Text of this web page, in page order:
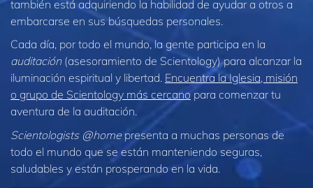
también está adquiriendo la habilidad de ayudar a otros a
embarcarse en sus búsquedas personales.
Cada día, por todo el mundo, la gente participa en la
auditación(asesoramiento de Scientology) para alcanzar la
iluminación espiritual y libertad. Encuentra la Iglesia, misión
o grupo de Scientology más cercanopara comenzar tu
aventura de la auditación.
Scientologists @homepresenta a muchas personas de
todo el mundo que se están manteniendo seguras,
saludables y están prosperando en la vida.